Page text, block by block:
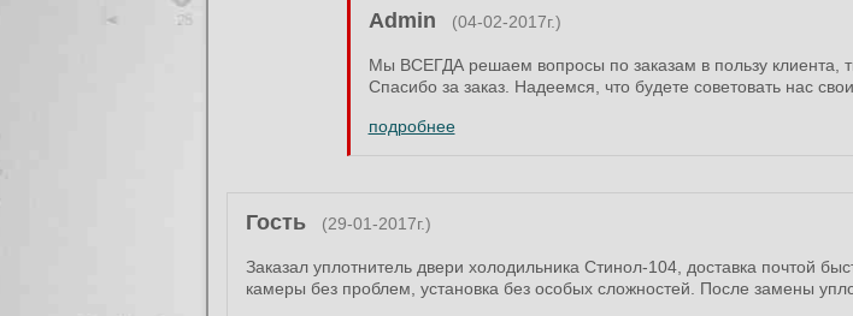
Admin (04-02-2017г.)
Мы ВСЕГДА решаем вопросы по заказам в пользу клиента,
Спасибо за заказ. Надеемся, что будете советовать нас
подробнее
Гость (29-01-2017г.)
Заказал уплотнитель двери холодильника Стинол-104, доставка почтой
камеры без проблем, установка без особых сложностей. После замены